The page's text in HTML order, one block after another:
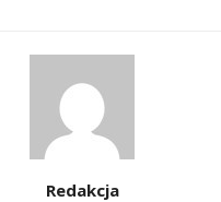
Redakcja